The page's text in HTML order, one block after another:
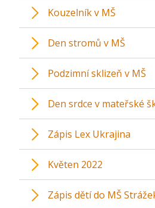
Kouzelník v MŠ
Den stromů v MŠ
Podzimní sklizeň v MŠ
Den srdce v mateřské
Zápis Lex Ukrajina
Květen 2022
Zápis dětí do MŠ